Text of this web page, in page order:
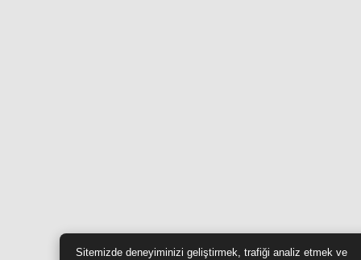
Sitemizde deneyiminizi geliştirmek, trafiği analiz etmek ve